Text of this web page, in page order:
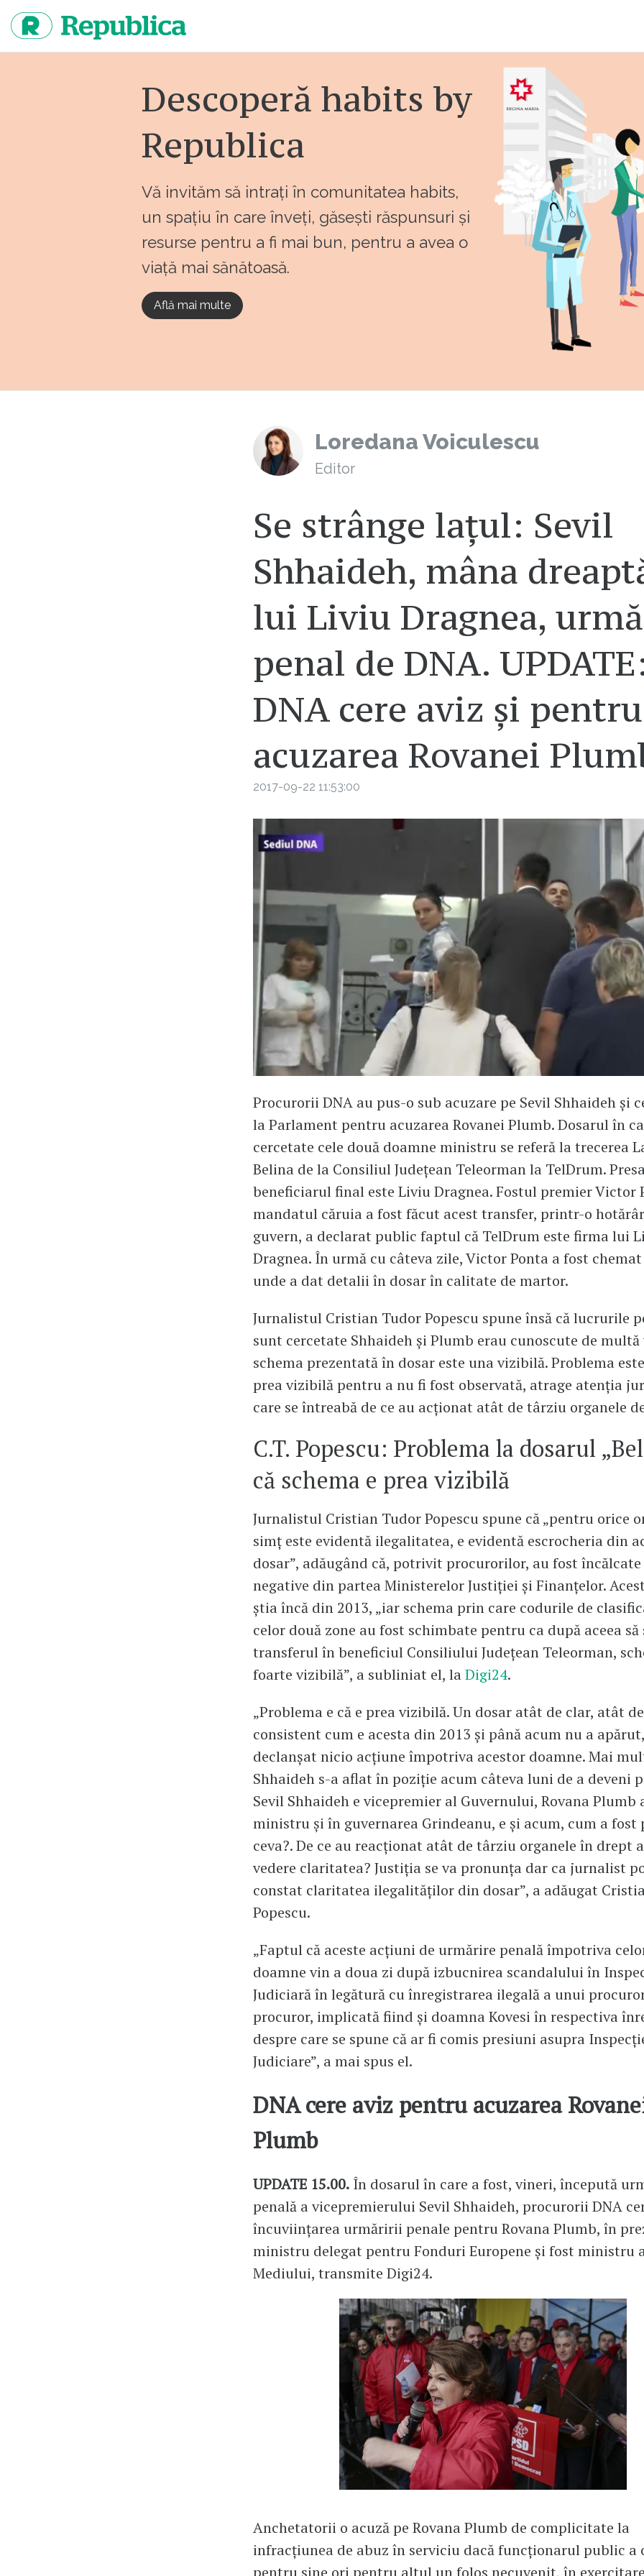
continut
Descoperă habits by
Republica
Vă invităm să intrați în comunitatea habits,
un spațiu în care înveți, găsești răspunsuri și
resurse pentru a fi mai bun, pentru a avea o
viață mai sănătoasă.
Află mai multe
Loredana Voiculescu
Editor
Se strânge lațul: Sevil
Shhaideh, mâna
lui Liviu Dragnea,
penal de DNA.
DNA cere aviz și pentru
acuzarea Rovanei
2017-09-22 11:53:00
Procurorii DNA au pus-o sub acuzare pe Sevil Shhaideh și
la Parlament pentru acuzarea Rovanei Plumb. Dosarul în
cercetate cele două doamne ministru se referă la trecerea
Belina de la Consiliul Județean Teleorman la TelDrum.
beneficiarul final este Liviu Dragnea. Fostul premier Victor
mandatul căruia a fost făcut acest transfer, printr-o
guvern, a declarat public faptul că TelDrum este firma lui
Dragnea. În urmă cu câteva zile, Victor Ponta a fost
unde a dat detalii în dosar în calitate de martor.
Jurnalistul Cristian Tudor Popescu spune însă că lucrurile
sunt cercetate Shhaideh și Plumb erau cunoscute de multă
schema prezentată în dosar este una vizibilă. Problema
prea vizibilă pentru a nu fi fost observată, atrage atenția
care se întreabă de ce au acționat atât de târziu organele
C.T. Popescu: Problema la dosarul
că schema e prea vizibilă
Jurnalistul Cristian Tudor Popescu spune că „pentru orice
simț este evidentă ilegalitatea, e evidentă escrocheria din
dosar”, adăugând că, potrivit procurorilor, au fost
negative din partea Ministerelor Justiției și Finanțelor.
știa încă din 2013, „iar schema prin care codurile de
celor două zone au fost schimbate pentru ca după aceea să
transferul în beneficiul Consiliului Județean Teleorman,
foarte vizibilă”, a subliniat el, laDigi24.
„Problema e că e prea vizibilă. Un dosar atât de clar, atât de
consistent cum e acesta din 2013 și până acum nu a
declanșat nicio acțiune împotriva acestor doamne. Mai
Shhaideh s-a aflat în poziție acum câteva luni de a deveni
Sevil Shhaideh e vicepremier al Guvernului, Rovana Plumb
ministru și în guvernarea Grindeanu, e și acum, cum a fost
ceva?. De ce au reacționat atât de târziu organele în drept
vedere claritatea? Justiția se va pronunța dar ca jurnalist
constat claritatea ilegalităților din dosar”, a adăugat
Popescu.
„Faptul că aceste acțiuni de urmărire penală împotriva
doamne vin a doua zi după izbucnirea scandalului în
Judiciară în legătură cu înregistrarea ilegală a unui
procuror, implicată fiind și doamna Kovesi în respectiva
despre care se spune că ar fi comis presiuni asupra
Judiciare”, a mai spus el.
DNA cere aviz pentru acuzarea
Plumb
UPDATE 15.00. În dosarul în care a fost, vineri, începută
penală a vicepremierului Sevil Shhaideh, procurorii DNA
încuviințarea urmăririi penale pentru Rovana Plumb, în
ministru delegat pentru Fonduri Europene și fost ministru
Mediului, transmite Digi24.
Anchetatorii o acuză pe Rovana Plumb de complicitate la
infracțiunea de abuz în serviciu dacă funcționarul public a